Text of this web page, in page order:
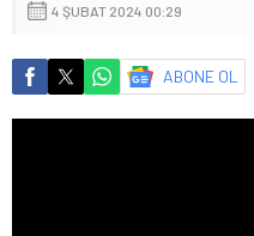
4 ŞUBAT 2024 00:29
ABONE OL